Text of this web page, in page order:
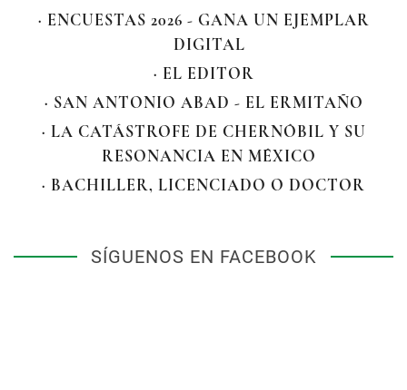
· ENCUESTAS 2026 - GANA UN EJEMPLAR
DIGITAL
· EL EDITOR
· SAN ANTONIO ABAD - EL ERMITAÑO
· LA CATÁSTROFE DE CHERNÓBIL Y SU
RESONANCIA EN MÉXICO
· BACHILLER, LICENCIADO O DOCTOR
SÍGUENOS EN FACEBOOK